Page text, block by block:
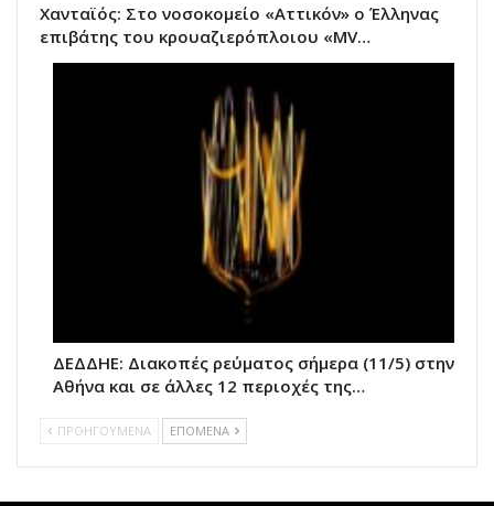
Χανταϊός: Στο νοσοκομείο «Αττικόν» ο Έλληνας
επιβάτης του κρουαζιερόπλοιου «MV…
ΔΕΔΔΗΕ: Διακοπές ρεύματος σήμερα (11/5) στην
Αθήνα και σε άλλες 12 περιοχές της…
ΠΡΟΗΓΟΥΜΕΝΑ ΕΠΟΜΕΝΑ